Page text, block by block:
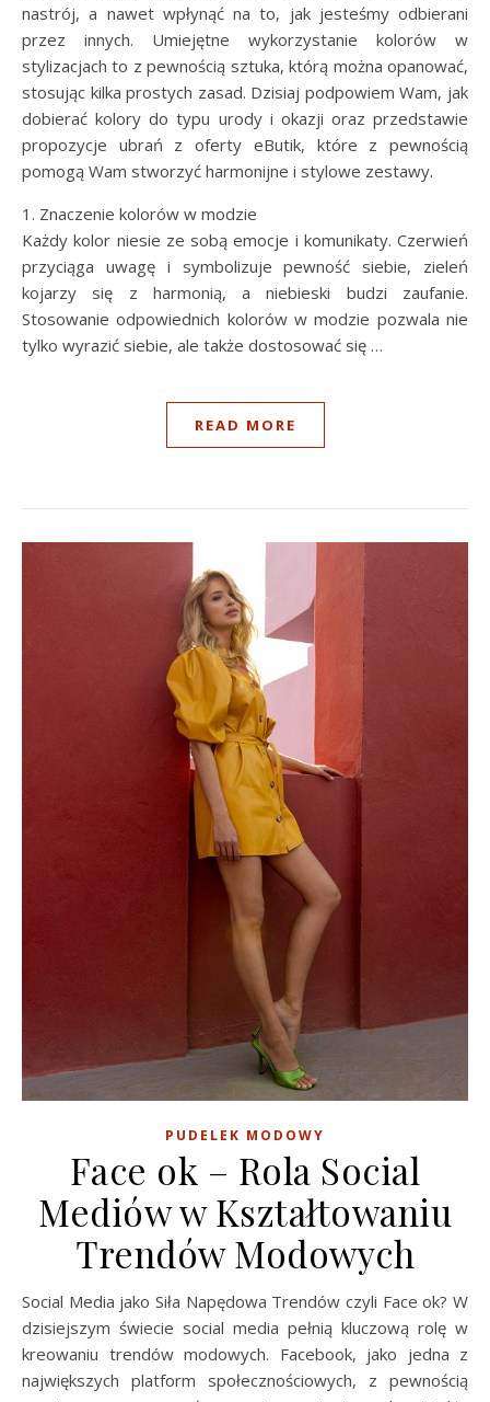
nastrój, a nawet wpłynąć na to, jak jesteśmy odbierani
przez innych. Umiejętne wykorzystanie kolorów w
stylizacjach to z pewnością sztuka, którą można opanować,
stosując kilka prostych zasad. Dzisiaj podpowiem Wam, jak
dobierać kolory do typu urody i okazji oraz przedstawie
propozycje ubrań z oferty eButik, które z pewnością
pomogą Wam stworzyć harmonijne i stylowe zestawy.
1. Znaczenie kolorów w modzie
Każdy kolor niesie ze sobą emocje i komunikaty. Czerwień
przyciąga uwagę i symbolizuje pewność siebie, zieleń
kojarzy się z harmonią, a niebieski budzi zaufanie.
Stosowanie odpowiednich kolorów w modzie pozwala nie
tylko wyrazić siebie, ale także dostosować się …
READ MORE
PUDELEK MODOWY
Face ok – Rola Social
Mediów w Kształtowaniu
Trendów Modowych
Social Media jako Siła Napędowa Trendów czyli Face ok? W
dzisiejszym świecie social media pełnią kluczową rolę w
kreowaniu trendów modowych. Facebook, jako jedna z
największych platform społecznościowych, z pewnością